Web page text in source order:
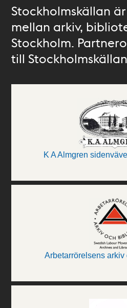
Stockholmskällan
mellan arkiv,
Stockholm.
till
K A Almgren
Arbetarrörelsens arkiv